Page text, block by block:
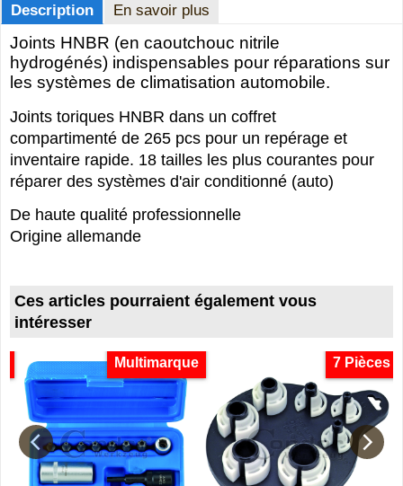
Description En savoir plus
Joints HNBR (en caoutchouc nitrile
hydrogénés) indispensables pour réparations sur
les systèmes de climatisation automobile.
Joints toriques HNBR dans un coffret
compartimenté de 265 pcs pour un repérage et
inventaire rapide. 18 tailles les plus courantes pour
réparer des systèmes d'air conditionné (auto)
De haute qualité professionnelle
Origine allemande
Ces articles pourraient également vous
intéresser
Multimarque 7 Pièces